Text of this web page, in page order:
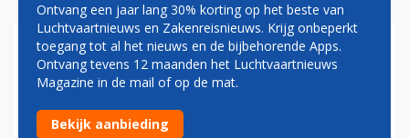
OMAN AIR ZOEKT NIEUWE
TOPMAN NA AFTREDEN PAUL
GREGOROWITSCH
Ontvang een jaar lang 30% korting op het beste van
Luchtvaartnieuws en Zakenreisnieuws. Krijg onbeperkt
toegang tot al het nieuws en de bijbehorende Apps.
Ontvang tevens 12 maanden het Luchtvaartnieuws
Magazine in de mail of op de mat.
Bekijk aanbieding